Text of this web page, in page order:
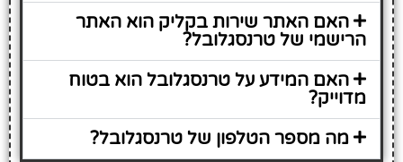
האם האתר שירות בקליק הוא האתר
הרישמי של טרנסגלובל?
האם המידע על טרנסגלובל הוא בטוח
מדוייק?
מה מספר הטלפון של טרנסגלובל?